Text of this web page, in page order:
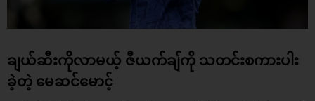
ချယ်ဆီးကိုလာမယ့် ဇီယက်ချ်ကို သတင်းစကားပါး
ခဲ့တဲ့ မေဆင်မောင့်